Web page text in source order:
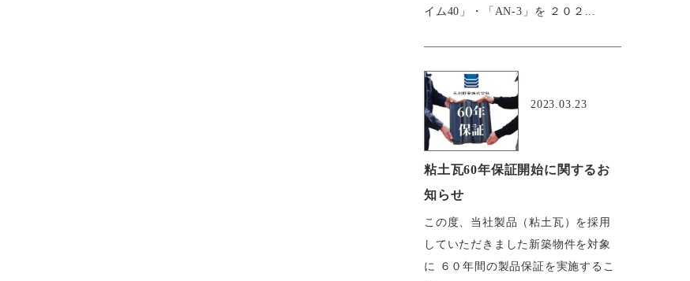
イム40」・「AN-3」を ２０２...
2023.03.23
粘土瓦60年保証開始に関するお
知らせ
この度、当社製品（粘土瓦）を採用
していただきました新築物件を対象
に ６０年間の製品保証を実施するこ